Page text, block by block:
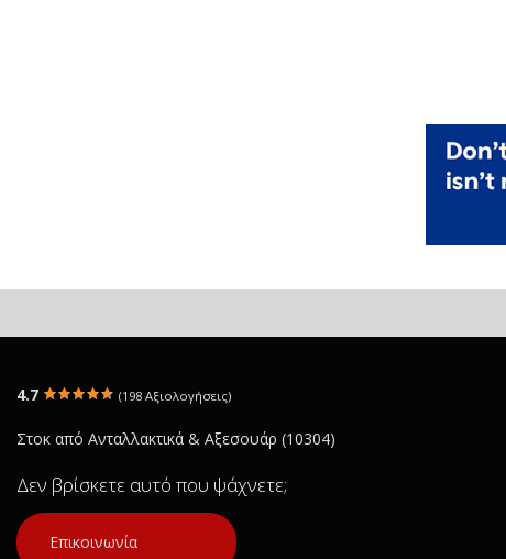
4.7 (198 Αξιολογήσεις)
Στοκ από Ανταλλακτικά & Αξεσουάρ (10304)
Δεν βρίσκετε αυτό που ψάχνετε;
Επικοινωνία